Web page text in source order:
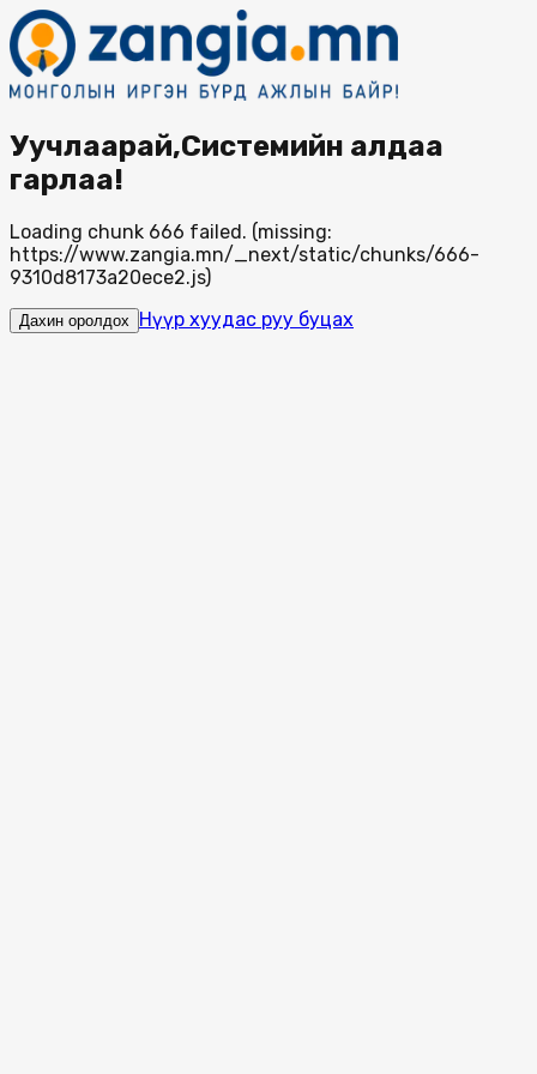
Уучлаарай,Системийн алдаа
гарлаа!
Loading chunk 666 failed. (missing:
https://www.zangia.mn/_next/static/chunks/666-
9310d8173a20ece2.js)
Дахин оролдох Нүүр хуудас руу буцах